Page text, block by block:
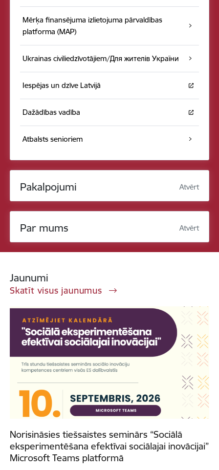
Mērķa finansējuma izlietojuma pārvaldības
platforma (MAP)
Ukrainas civiliedzīvotājiem/Для жителів України
Iespējas un dzīve Latvijā
Dažādības vadība
Atbalsts senioriem
Pakalpojumi Atvērt
Par mums Atvērt
Jaunumi
Skatīt visus jaunumus
Norisināsies tiešsaistes seminārs “Sociālā
eksperimentēšana efektīvai sociālajai inovācijai”
Microsoft Teams platformā